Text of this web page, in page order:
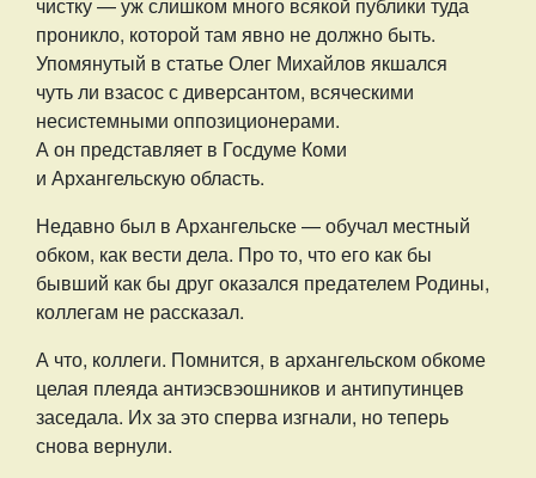
проникло, которой там явно не должно быть.
Упомянутый в статье Олег Михайлов якшался
чуть ли взасос с диверсантом, всяческими
несистемными оппозиционерами.
А он представляет в Госдуме Коми
и Архангельскую область.
Недавно был в Архангельске — обучал местный
обком, как вести дела. Про то, что его как бы
бывший как бы друг оказался предателем Родины,
коллегам не рассказал.
А что, коллеги. Помнится, в архангельском обкоме
целая плеяда антиэсвэошников и антипутинцев
заседала. Их за это сперва изгнали, но теперь
снова вернули.